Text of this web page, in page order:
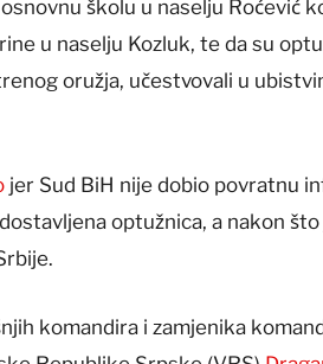
školu u naselju Roćević
u naselju Kozluk, te da su
oružja, učestvovali u
jer Sud BiH nije dobio povratnu
optužnica, a nakon što
komandira i zamjenika